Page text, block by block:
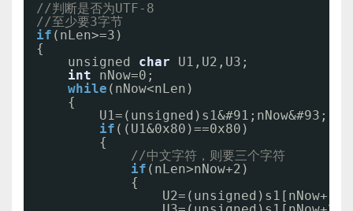
//判断是否为UTF-8
//至少要3字节
if (nLen>=3)
{
unsigned char
U1,U2,U3;
int
nNow=0;
while (nNow<nLen)
{
U1=(unsigned)s1&#91;nNow&#93;;
if ((U1&0x80)==0x80)
{
//中文字符，则要三个字符
if (nLen>nNow+2)
{
U2=(unsigned)s1[nNow+1];